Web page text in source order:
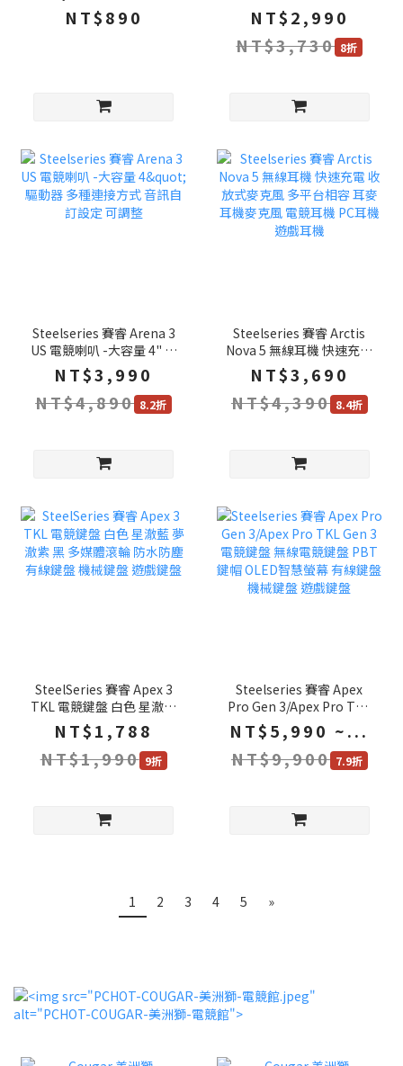
澈桃 霧澈白 超厚防滑底座
耐用可水洗 大滑鼠墊 滑鼠
NT$890
洋紅 4K輪詢率 雙模連線
電競滑鼠 無線滑鼠
NT$2,990
NT$3,730 8折
Steelseries 賽睿 Arena 3
US 電競喇叭 -大容量 4" 驅
動器 多種連接方式 音訊自
訂設定 可調整
NT$3,990
NT$4,890 8.2折
Steelseries 賽睿 Arctis
Nova 5 無線耳機 快速充電
收放式麥克風 多平台相容
耳麥 耳機麥克風 電競耳機
PC耳機 遊戲耳機
NT$3,690
NT$4,390 8.4折
SteelSeries 賽睿 Apex 3
TKL 電競鍵盤 白色 星澈藍
夢澈紫 黑 多媒體滾輪 防水
防塵 有線鍵盤 機械鍵盤 遊
戲鍵盤
NT$1,788
NT$1,990 9折
Steelseries 賽睿 Apex
Pro Gen 3/Apex Pro TKL
Gen 3 電競鍵盤 無線電競
鍵盤 PBT鍵帽 OLED智慧
螢幕 有線鍵盤 機械鍵盤 遊
戲鍵盤
NT$5,990 ~...
NT$9,900 7.9折
1 2 3 4 5 »